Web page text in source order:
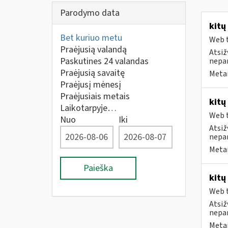
Parodymo data
Bet kuriuo metu
Praėjusią valandą
Paskutines 24 valandas
Praėjusią savaitę
Praėjusį mėnesį
Praėjusiais metais
Laikotarpyje…
Nuo
Iki
Paieška
kitų
Web
kitų
Web
kitų
Web